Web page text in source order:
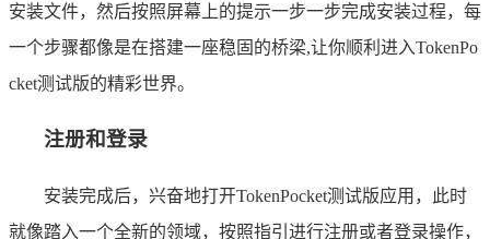
安装文件，然后按照屏幕上的提示一步一步完成安装过程，每
一个步骤都像是在搭建一座稳固的桥梁,让你顺利进入TokenPo
cket测试版的精彩世界。
注册和登录
安装完成后，兴奋地打开TokenPocket测试版应用，此时
就像踏入一个全新的领域，按照指引进行注册或者登录操作，